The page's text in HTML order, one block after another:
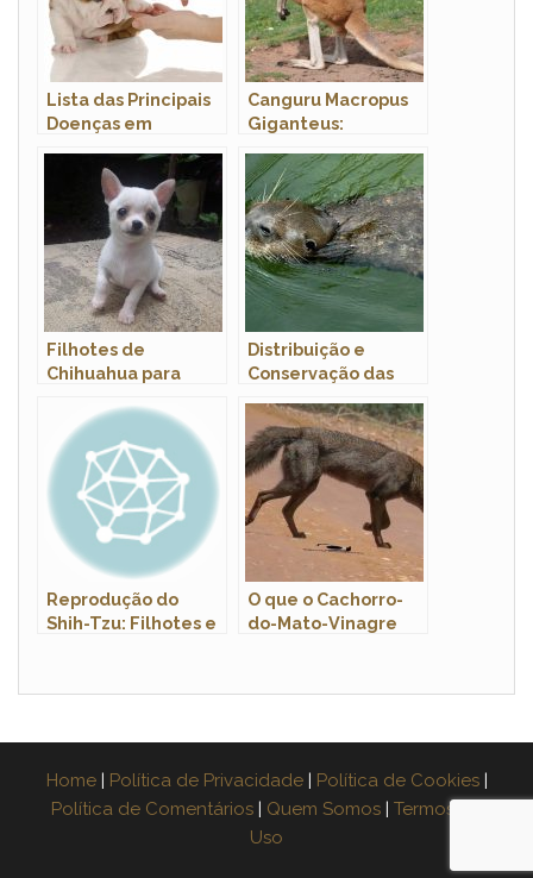
Lista das Principais
Doenças em
e Tratamento
Canguru Macropus
Giganteus:
Hábitos e Fotos
Filhotes de
Chihuahua para
Encontrar?
Distribuição e
Conservação das
Reprodução do
Shih-Tzu: Filhotes e
O que o Cachorro-
do-Mato-Vinagre
Home | Política de Privacidade | Política de Cookies |
Política de Comentários | Quem Somos | Termos de
Uso